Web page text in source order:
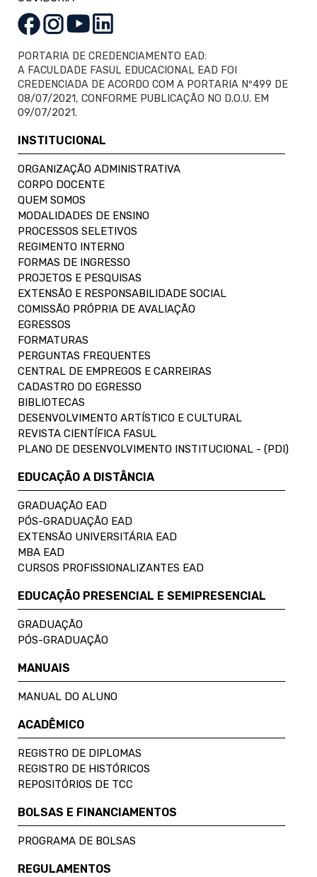
PORTARIA DE CREDENCIAMENTO EAD:
A FACULDADE FASUL EDUCACIONAL EAD FOI
CREDENCIADA DE ACORDO COM A PORTARIA Nº499 DE
08/07/2021, CONFORME PUBLICAÇÃO NO D.O.U. EM
09/07/2021.
INSTITUCIONAL
ORGANIZAÇÃO ADMINISTRATIVA
CORPO DOCENTE
QUEM SOMOS
MODALIDADES DE ENSINO
PROCESSOS SELETIVOS
REGIMENTO INTERNO
FORMAS DE INGRESSO
PROJETOS E PESQUISAS
EXTENSÃO E RESPONSABILIDADE SOCIAL
COMISSÃO PRÓPRIA DE AVALIAÇÃO
EGRESSOS
FORMATURAS
PERGUNTAS FREQUENTES
CENTRAL DE EMPREGOS E CARREIRAS
CADASTRO DO EGRESSO
BIBLIOTECAS
DESENVOLVIMENTO ARTÍSTICO E CULTURAL
REVISTA CIENTÍFICA FASUL
PLANO DE DESENVOLVIMENTO INSTITUCIONAL - (PDI)
EDUCAÇÃO A DISTÂNCIA
GRADUAÇÃO EAD
PÓS-GRADUAÇÃO EAD
EXTENSÃO UNIVERSITÁRIA EAD
MBA EAD
CURSOS PROFISSIONALIZANTES EAD
EDUCAÇÃO PRESENCIAL E SEMIPRESENCIAL
GRADUAÇÃO
PÓS-GRADUAÇÃO
MANUAIS
MANUAL DO ALUNO
ACADÊMICO
REGISTRO DE DIPLOMAS
REGISTRO DE HISTÓRICOS
REPOSITÓRIOS DE TCC
BOLSAS E FINANCIAMENTOS
PROGRAMA DE BOLSAS
REGULAMENTOS